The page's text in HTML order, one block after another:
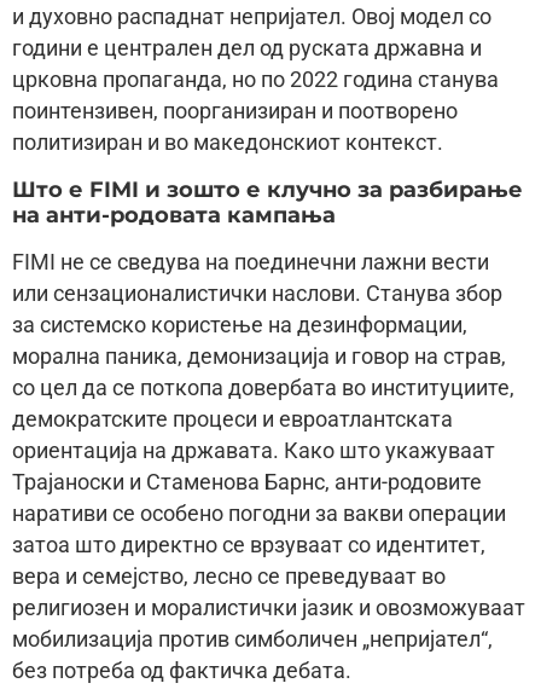
и духовно распаднат непријател. Овој модел со
години е централен дел од руската државна и
црковна пропаганда, но по 2022 година станува
поинтензивен, поорганизиран и поотворено
политизиран и во македонскиот контекст.
Што е FIMI и зошто е клучно за разбирање
на анти-родовата кампања
FIMI не се сведува на поединечни лажни вести
или сензационалистички наслови. Станува збор
за системско користење на дезинформации,
морална паника, демонизација и говор на страв,
со цел да се поткопа довербата во институциите,
демократските процеси и евроатлантската
ориентација на државата. Како што укажуваат
Трајаноски и Стаменова Барнс, анти-родовите
наративи се особено погодни за вакви операции
затоа што директно се врзуваат со идентитет,
вера и семејство, лесно се преведуваат во
религиозен и моралистички јазик и овозможуваат
мобилизација против симболичен „непријател“,
без потреба од фактичка дебата.